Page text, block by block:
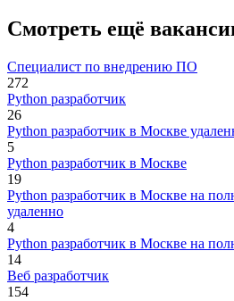
Смотреть ещё
Специалист по внедрению ПО
272
Python разработчик
26
Python разработчик в Москве
5
Python разработчик в Москве
19
Python разработчик в Москве на
удаленно
4
Python разработчик в Москве на
14
Веб разработчик
154